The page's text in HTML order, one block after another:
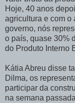
Hoje, 40 anos
agricultura e com o
governo, nós
o país, quase 30%
do Produto Interno
Kátia Abreu disse
Dilma, os
participar da
na semana